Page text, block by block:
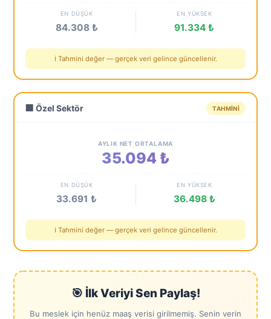
EN DÜŞÜK
84.308 ₺
EN YÜKSEK
91.334 ₺
ℹ️ Tahmini değer — gerçek veri gelince güncellenir.
🏢 Özel Sektör TAHMINI
AYLIK NET ORTALAMA
35.094 ₺
EN DÜŞÜK
33.691 ₺
EN YÜKSEK
36.498 ₺
ℹ️ Tahmini değer — gerçek veri gelince güncellenir.
🎯 İlk Veriyi Sen Paylaş!
Bu meslek için henüz maaş verisi girilmemiş. Senin verin